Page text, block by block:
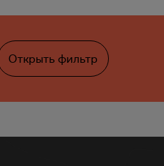
Открыть фильтр